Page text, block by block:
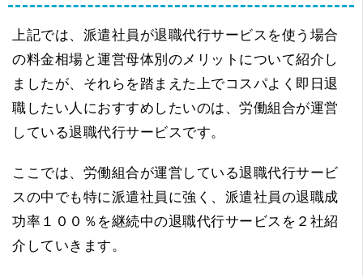
上記では、派遣社員が退職代行サービスを使う場合
の料金相場と運営母体別のメリットについて紹介し
ましたが、それらを踏まえた上でコスパよく即日退
職したい人におすすめしたいのは、労働組合が運営
している退職代行サービスです。
ここでは、労働組合が運営している退職代行サービ
スの中でも特に派遣社員に強く、派遣社員の退職成
功率１００％を継続中の退職代行サービスを２社紹
介していきます。